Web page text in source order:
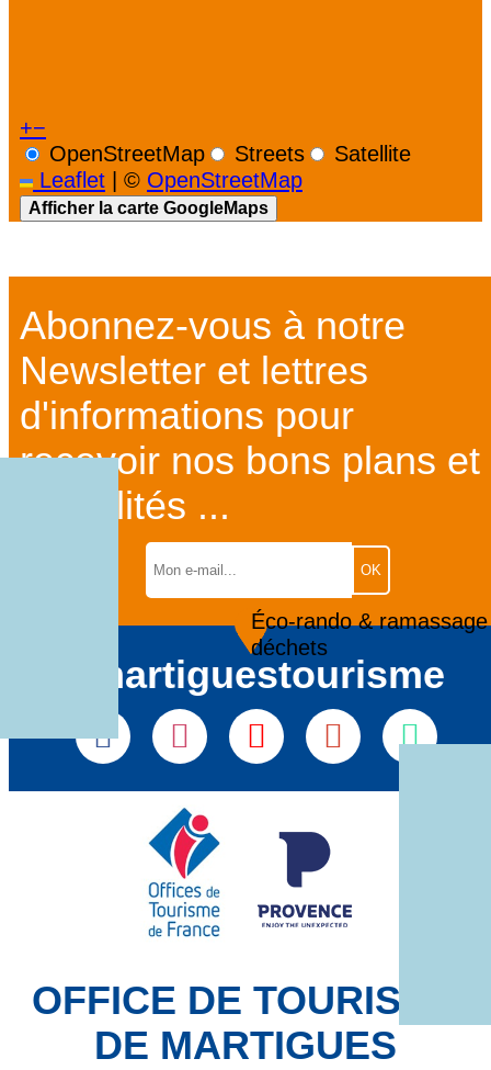
Éco-rando &
déchets
+−
OpenStreetMap
Streets
Satellite
Leaflet | © OpenStreetMap
Afficher la carte GoogleMaps
Abonnez-vous à notre
Newsletter et lettres
d'informations pour
recevoir nos bons plans et
actualités ...
#martiguestourisme
OFFICE DE TOURISME
DE MARTIGUES